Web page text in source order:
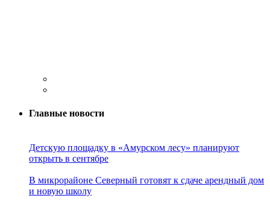
Главные новости
Детскую площадку в «Амурском лесу» планируют
открыть в сентябре
В микрорайоне Северный готовят к сдаче арендный дом
и новую школу